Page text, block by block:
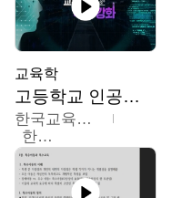
교육학
고등학교 인공지능 기초 교수ㆍ학습 역량 강화
한국교육학술정보원
한국교육학술정보원